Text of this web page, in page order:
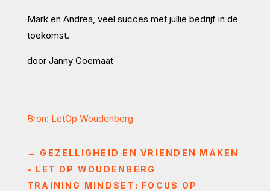
Mark en Andrea, veel succes met jullie bedrijf in de
toekomst.
door Janny Goemaat
Bron: LetOp Woudenberg
← GEZELLIGHEID EN VRIENDEN MAKEN
- LET OP WOUDENBERG
TRAINING MINDSET: FOCUS OP